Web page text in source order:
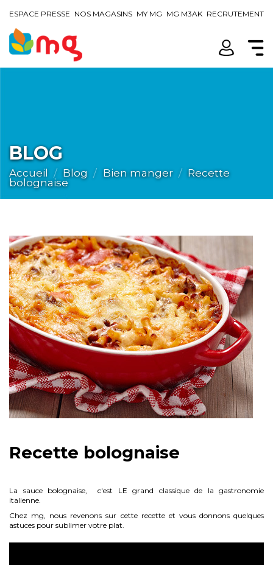
ESPACE PRESSE NOS MAGASINS MY MG MG M3AK RECRUTEMENT
BLOG
Accueil Blog Bien manger Recette
bolognaise
Recette bolognaise
La sauce bolognaise, c'est LE grand classique de la gastronomie
italienne.
Chez mg, nous revenons sur cette recette et vous donnons quelques
astuces pour sublimer votre plat.